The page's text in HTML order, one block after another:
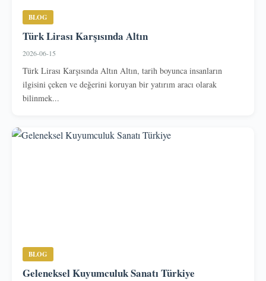
BLOG
Türk Lirası Karşısında Altın
2026-06-15
Türk Lirası Karşısında Altın Altın, tarih boyunca insanların
ilgisini çeken ve değerini koruyan bir yatırım aracı olarak
bilinmek...
BLOG
Geleneksel Kuyumculuk Sanatı Türkiye